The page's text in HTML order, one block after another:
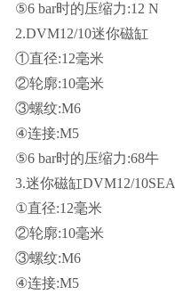
⑤6 bar时的压缩力:12 N
2.DVM12/10迷你磁缸
①直径:12毫米
②轮廓:10毫米
③螺纹:M6
④连接:M5
⑤6 bar时的压缩力:68牛
3.迷你磁缸DVM12/10SEA
①直径:12毫米
②轮廓:10毫米
③螺纹:M6
④连接:M5